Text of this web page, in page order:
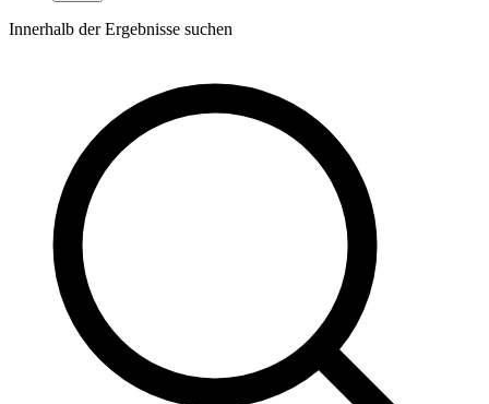
Innerhalb der Ergebnisse suchen